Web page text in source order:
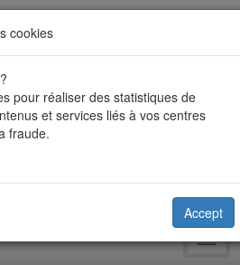
cookies
pour réaliser des statistiques de
et services liés à vos centres
fraude.
Accept